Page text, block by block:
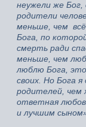
неужели же
родители
меньше, чем
Бога, по
смерть ради
меньше, чем
люблю Бога,
своих. Но Бога
родителей, чем
ответная
и лучшим